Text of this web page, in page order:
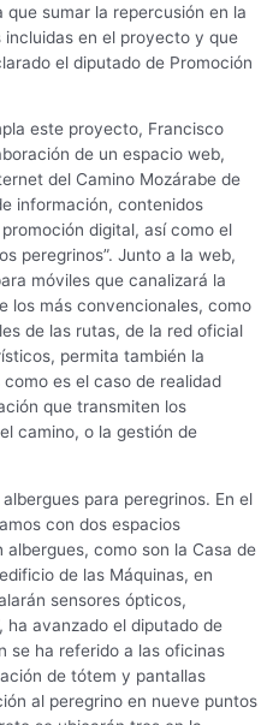
sumar la repercusión en la
en el proyecto y que
el diputado de Promoción
este proyecto, Francisco
de un espacio web,
del Camino Mozárabe de
información, contenidos
digital, así como el
peregrinos”. Junto a la web,
móviles que canalizará la
los más convencionales, como
de las rutas, de la red oficial
permita también la
es el caso de realidad
que transmiten los
camino, o la gestión de
para peregrinos. En el
con dos espacios
como son la Casa de
de las Máquinas, en
sensores ópticos,
ha avanzado el diputado de
se ha referido a las oficinas
de tótem y pantallas
al peregrino en nueve puntos